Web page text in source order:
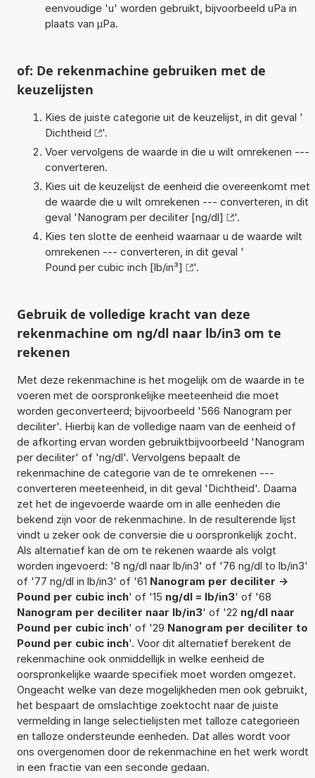
eenvoudige 'u' worden gebruikt, bijvoorbeeld uPa in
plaats van µPa.
of: De rekenmachine gebruiken met de
keuzelijsten
Kies de juiste categorie uit de keuzelijst, in dit geval '
Dichtheid
'.
Voer vervolgens de waarde in die u wilt omrekenen ---
converteren.
Kies uit de keuzelijst de eenheid die overeenkomt met
de waarde die u wilt omrekenen --- converteren, in dit
geval 'Nanogram per deciliter [ng/dl]
'.
Kies ten slotte de eenheid waarnaar u de waarde wilt
omrekenen --- converteren, in dit geval '
Pound per cubic inch [lb/in³]
'.
Gebruik de volledige kracht van deze
rekenmachine om ng/dl naar lb/in3 om te
rekenen
Met deze rekenmachine is het mogelijk om de waarde in te
voeren met de oorspronkelijke meeteenheid die moet
worden geconverteerd; bijvoorbeeld '566 Nanogram per
deciliter'. Hierbij kan de volledige naam van de eenheid of
de afkorting ervan worden gebruiktbijvoorbeeld 'Nanogram
per deciliter' of 'ng/dl'. Vervolgens bepaalt de
rekenmachine de categorie van de te omrekenen ---
converteren meeteenheid, in dit geval 'Dichtheid'. Daarna
zet het de ingevoerde waarde om in alle eenheden die
bekend zijn voor de rekenmachine. In de resulterende lijst
vindt u zeker ook de conversie die u oorspronkelijk zocht.
Als alternatief kan de om te rekenen waarde als volgt
worden ingevoerd: '8 ng/dl naar lb/in3' of '76 ng/dl to lb/in3'
of '77 ng/dl in lb/in3' of '61 Nanogram per deciliter ->
Pound per cubic inch' of '15 ng/dl = lb/in3' of '68
Nanogram per deciliter naar lb/in3' of '22 ng/dl naar
Pound per cubic inch' of '29 Nanogram per deciliter to
Pound per cubic inch'. Voor dit alternatief berekent de
rekenmachine ook onmiddellijk in welke eenheid de
oorspronkelijke waarde specifiek moet worden omgezet.
Ongeacht welke van deze mogelijkheden men ook gebruikt,
het bespaart de omslachtige zoektocht naar de juiste
vermelding in lange selectielijsten met talloze categorieën
en talloze ondersteunde eenheden. Dat alles wordt voor
ons overgenomen door de rekenmachine en het werk wordt
in een fractie van een seconde gedaan.